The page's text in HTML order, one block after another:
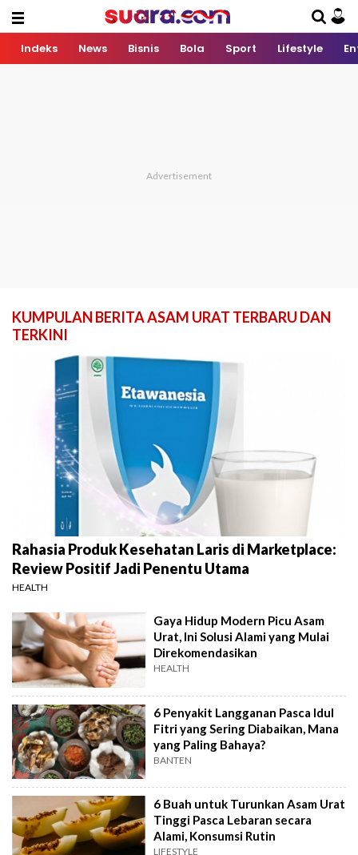
Indeks News Bisnis Bola Sport Lifestyle
KUMPULAN BERITA ASAM URAT TERBARU DAN
TERKINI
Rahasia Produk Kesehatan Laris di Marketplace:
Review Positif Jadi Penentu Utama
HEALTH
Gaya Hidup Modern Picu Asam
Urat, Ini Solusi Alami yang Mulai
Direkomendasikan
HEALTH
6 Penyakit Langganan Pasca Idul
Fitri yang Sering Diabaikan, Mana
yang Paling Bahaya?
BANTEN
6 Buah untuk Turunkan Asam Urat
Tinggi Pasca Lebaran secara
Alami, Konsumsi Rutin
LIFESTYLE